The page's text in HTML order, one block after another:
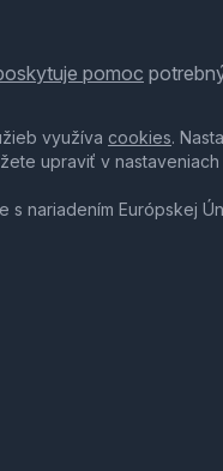
pomoc
využíva cookies.
upraviť v nastaveniach
nariadením Európskej